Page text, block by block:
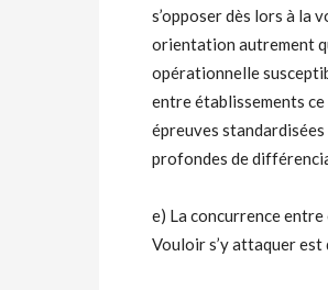
s’opposer dès lors à la
orientation autrement
opérationnelle
entre établissements ce
épreuves standardisées
profondes de
e) La concurrence
Vouloir s’y attaquer est